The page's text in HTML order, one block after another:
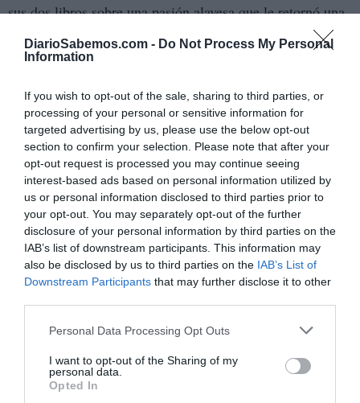
DiarioSabemos.com - Do Not Process My Personal
Information
If you wish to opt-out of the sale, sharing to third parties, or
processing of your personal or sensitive information for
targeted advertising by us, please use the below opt-out
section to confirm your selection. Please note that after your
opt-out request is processed you may continue seeing
interest-based ads based on personal information utilized by
us or personal information disclosed to third parties prior to
your opt-out. You may separately opt-out of the further
disclosure of your personal information by third parties on the
IAB’s list of downstream participants. This information may
also be disclosed by us to third parties on the IAB’s List of
Downstream Participants that may further disclose it to other
Personal Data Processing Opt Outs
I want to opt-out of the Sharing of my
personal data.
Opted In
sus dos libros sobre una pasión alavesa que le retornó una
de Europa Nostra por su proceso restaurativo y añade el
sello de a Unesco como patrimonio universal al caso
antigua de la vieja Gasteiz. Es la única catedral que se
disfruta y visita por plantas, tiene ascensores y facilidades
quienes tienen movilidad reducida, Cuando colgaba el
cartel de ‘abierto por obras’, tras años de meticuloso
proceso de restauración y forja de sus cimientos, nadie
dejó de visitarla tras mucho tiempo de cierre.
Lasa se decantó, en su pasión catedralicia, sobre los
ancestros alaveses que reposan en su cripta. Hizo
paralelismos sobre la catedral homónima hispalense que le
entrañas, en su entorno. El casco viejo, las fiestas de la
Virgen Blanca. Vaya, la Vitoria DTV, de toda la vida.